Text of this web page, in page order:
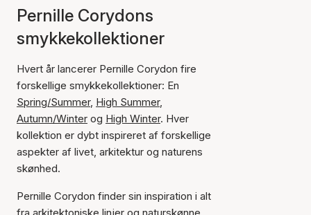
Pernille Corydons
smykkekollektioner
Hvert år lancerer Pernille Corydon fire
forskellige smykkekollektioner: En
Spring/Summer, High Summer,
Autumn/Winter og High Winter. Hver
kollektion er dybt inspireret af forskellige
aspekter af livet, arkitektur og naturens
skønhed.
Pernille Corydon finder sin inspiration i alt